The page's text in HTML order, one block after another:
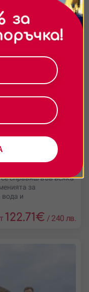
природа
справяш във всяка
за
вода и
122.71 € / 240 лв.
или да
информация
вашите